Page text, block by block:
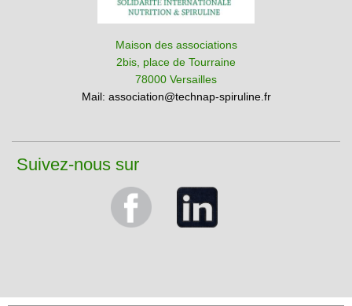
Maison des associations
2bis, place de Tourraine
78000 Versailles
Mail: association@technap-spiruline.fr
Suivez-nous sur